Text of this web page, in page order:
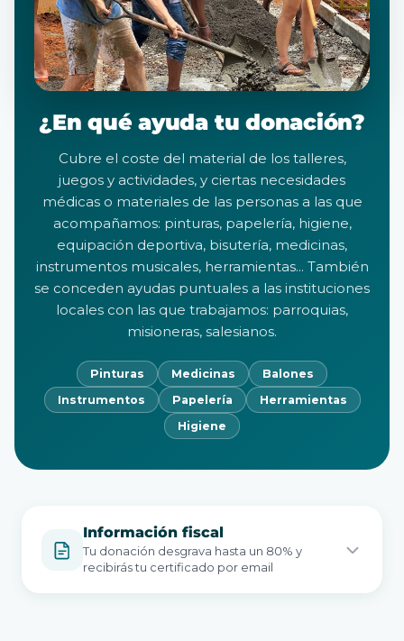
¿En qué ayuda tu donación?
Cubre el coste del material de los talleres,
juegos y actividades, y ciertas necesidades
médicas o materiales de las personas a las que
acompañamos: pinturas, papelería, higiene,
equipación deportiva, bisutería, medicinas,
instrumentos musicales, herramientas... También
se conceden ayudas puntuales a las instituciones
locales con las que trabajamos: parroquias,
misioneras, salesianos.
Pinturas Medicinas
Balones
Instrumentos
Papelería
Herramientas
Higiene
Información fiscal
Tu donación desgrava hasta un 80% y
recibirás tu certificado por email